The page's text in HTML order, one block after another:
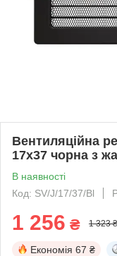
Вентиляційна
17х37 чорна з
В наявності
Код: SV/J/17/37/Bl
1 256 ₴ 1 323 ₴
Економія 67 ₴